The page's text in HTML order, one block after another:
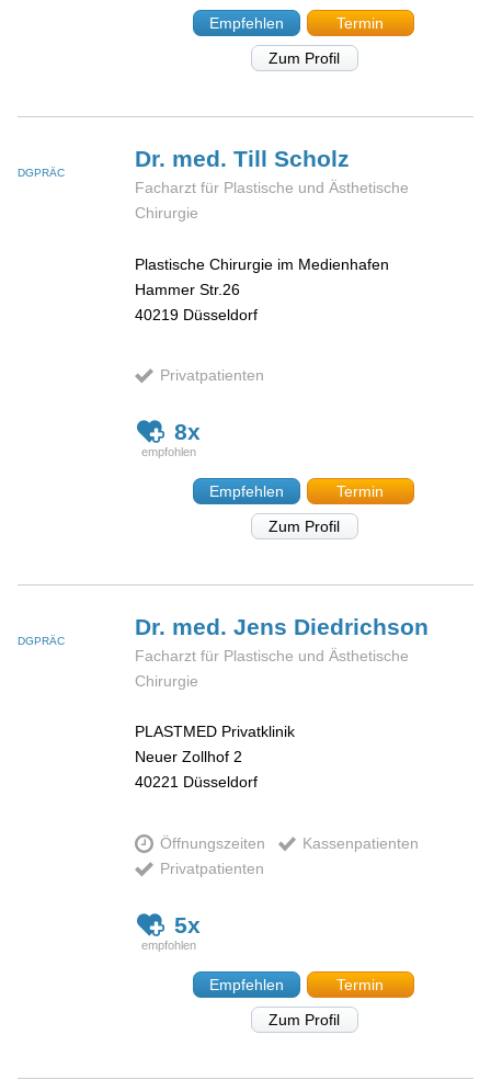
Empfehlen
Termin
Zum Profil
DGPRÄC
Dr. med. TillScholz
Facharzt für Plastische und Ästhetische
Chirurgie
Plastische Chirurgie im Medienhafen
Hammer Str.26
40219 Düsseldorf
Privatpatienten
8x
Empfehlen
Termin
Zum Profil
DGPRÄC
Dr. med. Jens Diedrichson
Facharzt für Plastische und Ästhetische
Chirurgie
PLASTMED Privatklinik
Neuer Zollhof 2
40221 Düsseldorf
Öffnungszeiten
Kassenpatienten
Privatpatienten
5x
Empfehlen
Termin
Zum Profil